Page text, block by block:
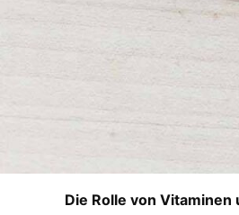
Die Rolle von